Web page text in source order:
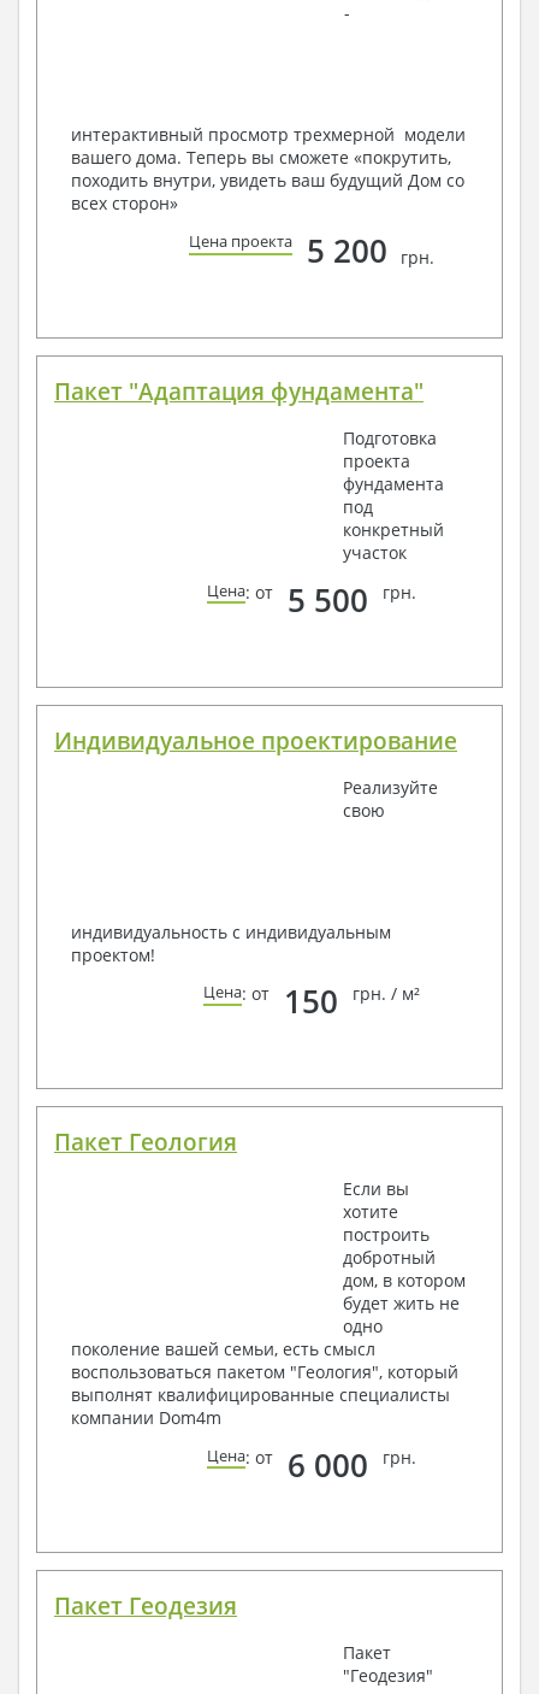
Наша команда Архитекторов, Конструкторов и
Вашему пожеланию и адаптировать его с учетом
конкретных геолого-топографических и климатических
условий, за дополнительную плату.
Получить профессиональную консультацию у
наших специалистов, Вы можете любым
способом связи: закажите обратный звонок,
-
интерактивный просмотр трехмерной модели
вашего дома. Теперь вы сможете «покрутить,
походить внутри, увидеть ваш будущий Дом со
всех сторон»
Цена проекта 5 200 грн.
Пакет "Адаптация фундамента"
Подготовка
проекта
фундамента
под
конкретный
участок
Цена: от 5 500 грн.
Индивидуальное проектирование
Реализуйте
свою
индивидуальность с индивидуальным
проектом!
Цена: от 150 грн. / м²
Пакет Геология
Если вы
хотите
построить
добротный
дом, в котором
будет жить не
одно
поколение вашей семьи, есть смысл
воспользоваться пакетом "Геология", который
выполнят квалифицированные специалисты
компании Dom4m
Цена: от 6 000 грн.
Пакет Геодезия
Пакет
"Геодезия"